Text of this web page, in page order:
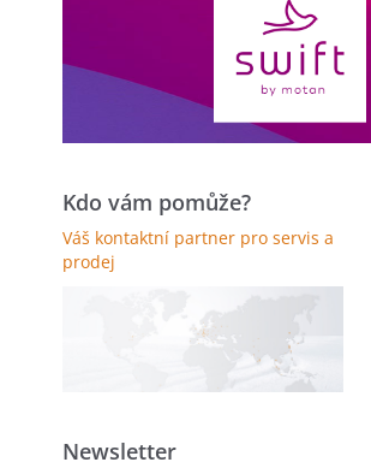
Kdo vám pomůže?
Váš kontaktní partner pro servis a
prodej
Newsletter